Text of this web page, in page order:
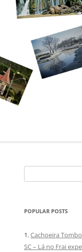
por:
POPULAR POSTS
1.Cachoeira
SC – Lá no Frai